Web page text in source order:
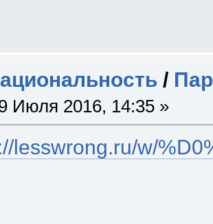
/
Июля 2016, 14:35 »
lesswrong.ru/w/